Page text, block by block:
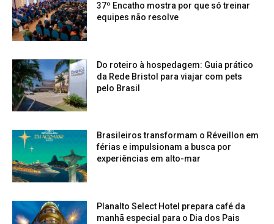
37º Encatho mostra por que só treinar
equipes não resolve
Do roteiro à hospedagem: Guia prático
da Rede Bristol para viajar com pets
pelo Brasil
Brasileiros transformam o Réveillon em
férias e impulsionam a busca por
experiências em alto-mar
Planalto Select Hotel prepara café da
manhã especial para o Dia dos Pais